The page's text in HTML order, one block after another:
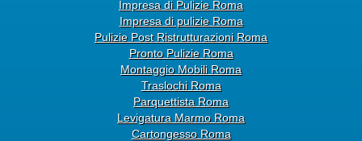
Impresa di Pulizie Roma
Impresa di pulizie Roma
Pulizie Post Ristrutturazioni Roma
Pronto Pulizie Roma
Montaggio Mobili Roma
Traslochi Roma
Parquettista Roma
Levigatura Marmo Roma
Cartongesso Roma